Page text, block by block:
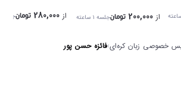
مهارت‌های گفتاری.
از200,000 تومانجلسه ۱ ساعته
آموزشی برای
از280,000 تومانجلسه
خصوصی زبان کره‌ای›فائزه حسن پور